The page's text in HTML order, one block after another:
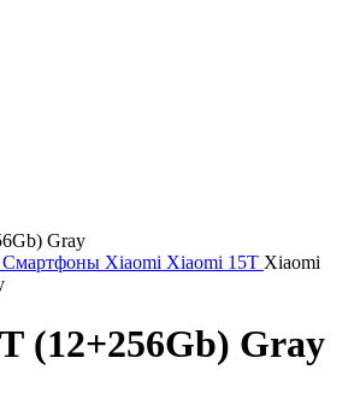
Смартфоны Xiaomi Xiaomi 15T Xiaomi
(12+256Gb) Gray